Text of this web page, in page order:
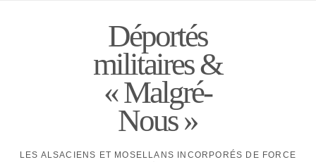
Déportés
militaires &
« Malgré-
Nous »
LES ALSACIENS ET MOSELLANS INCORPORÉS DE FORCE